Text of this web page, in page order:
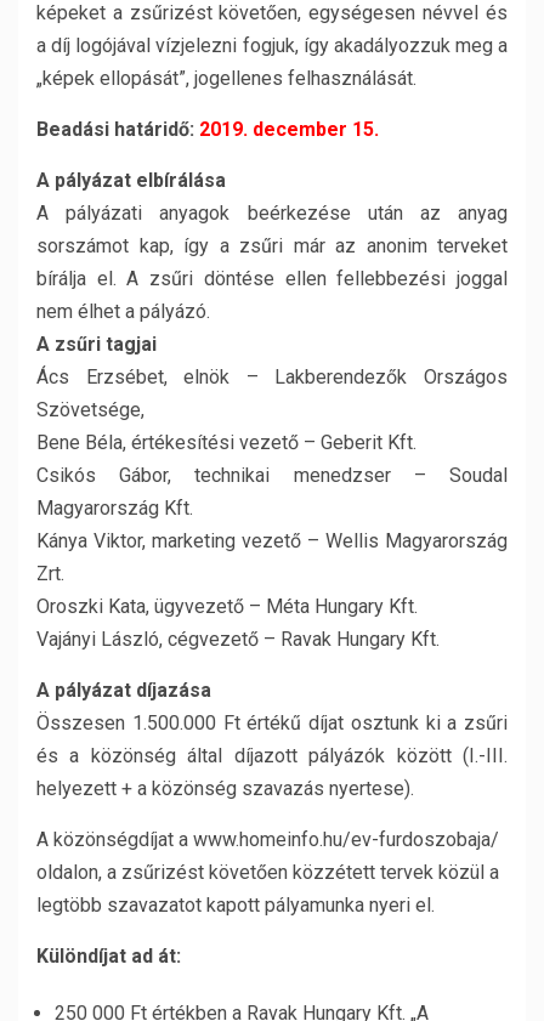
képeket a zsűrizést követően, egységesen névvel és
a díj logójával vízjelezni fogjuk, így akadályozzuk meg a
„képek ellopását”, jogellenes felhasználását.
Beadási határidő: 2019. december 15.
A pályázat elbírálása
A pályázati anyagok beérkezése után az anyag
sorszámot kap, így a zsűri már az anonim terveket
bírálja el. A zsűri döntése ellen fellebbezési joggal
nem élhet a pályázó.
A zsűri tagjai
Ács Erzsébet, elnök – Lakberendezők Országos
Szövetsége,
Bene Béla, értékesítési vezető – Geberit Kft.
Csikós Gábor, technikai menedzser – Soudal
Magyarország Kft.
Kánya Viktor, marketing vezető – Wellis Magyarország
Zrt.
Oroszki Kata, ügyvezető – Méta Hungary Kft.
Vajányi László, cégvezető – Ravak Hungary Kft.
A pályázat díjazása
Összesen 1.500.000 Ft értékű díjat osztunk ki a zsűri
és a közönség által díjazott pályázók között (I.-III.
helyezett + a közönség szavazás nyertese).
A közönségdíjat a www.homeinfo.hu/ev-furdoszobaja/
oldalon, a zsűrizést követően közzétett tervek közül a
legtöbb szavazatot kapott pályamunka nyeri el.
Különdíjat ad át:
250 000 Ft értékben a Ravak Hungary Kft. „A